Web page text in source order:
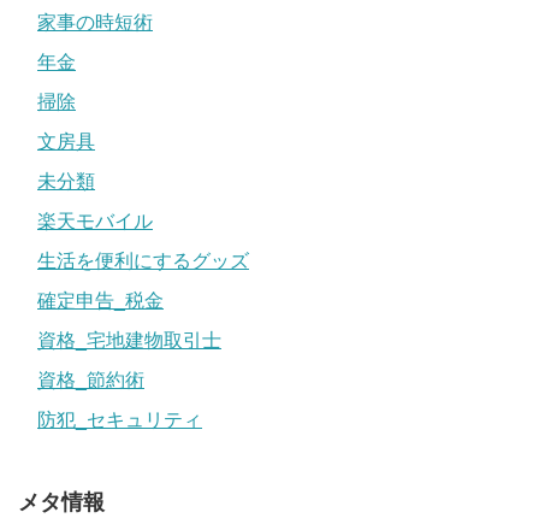
家事の時短術
年金
掃除
文房具
未分類
楽天モバイル
生活を便利にするグッズ
確定申告_税金
資格_宅地建物取引士
資格_節約術
防犯_セキュリティ
メタ情報